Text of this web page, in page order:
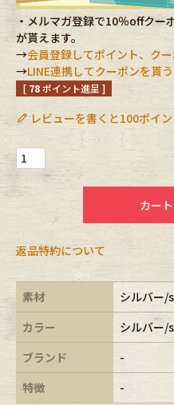
小物・アクセ
Eye Wear
Accessory
Keyring
FAFATT
・メルマガ登録で10％offクー
が貰えます。
→会員登録してポイント、ク
→LINE連携してクーポンを貰う
[ 78ポイント進呈 ]
レビューを書くと100ポイ
カー
返品特約について
素材
シルバー/
カラー
シルバー/
ブランド
-
特徴
-